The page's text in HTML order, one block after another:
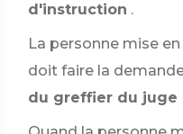
d'instruction .
La personne mise
doit faire la
du greffier du juge